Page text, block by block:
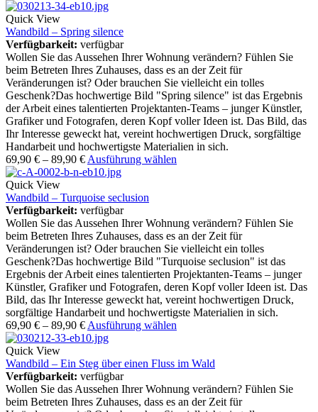
Quick View
Wandbild – Spring silence
Verfügbarkeit: verfügbar
Wollen Sie das Aussehen Ihrer Wohnung verändern? Fühlen Sie
beim Betreten Ihres Zuhauses, dass es an der Zeit für
Veränderungen ist? Oder brauchen Sie vielleicht ein tolles
Geschenk?Das hochwertige Bild "Spring silence" ist das Ergebnis
der Arbeit eines talentierten Projektanten-Teams – junger Künstler,
Grafiker und Fotografen, deren Kopf voller Ideen ist. Das Bild, das
Ihr Interesse geweckt hat, vereint hochwertigen Druck, sorgfältige
Handarbeit und hochwertigste Materialien in sich.
69,90 € – 89,90 € Ausführung wählen
Quick View
Wandbild – Turquoise seclusion
Verfügbarkeit: verfügbar
Wollen Sie das Aussehen Ihrer Wohnung verändern? Fühlen Sie
beim Betreten Ihres Zuhauses, dass es an der Zeit für
Veränderungen ist? Oder brauchen Sie vielleicht ein tolles
Geschenk?Das hochwertige Bild "Turquoise seclusion" ist das
Ergebnis der Arbeit eines talentierten Projektanten-Teams – junger
Künstler, Grafiker und Fotografen, deren Kopf voller Ideen ist. Das
Bild, das Ihr Interesse geweckt hat, vereint hochwertigen Druck,
sorgfältige Handarbeit und hochwertigste Materialien in sich.
69,90 € – 89,90 € Ausführung wählen
Quick View
Wandbild – Ein Steg über einen Fluss im Wald
Verfügbarkeit: verfügbar
Wollen Sie das Aussehen Ihrer Wohnung verändern? Fühlen Sie
beim Betreten Ihres Zuhauses, dass es an der Zeit für